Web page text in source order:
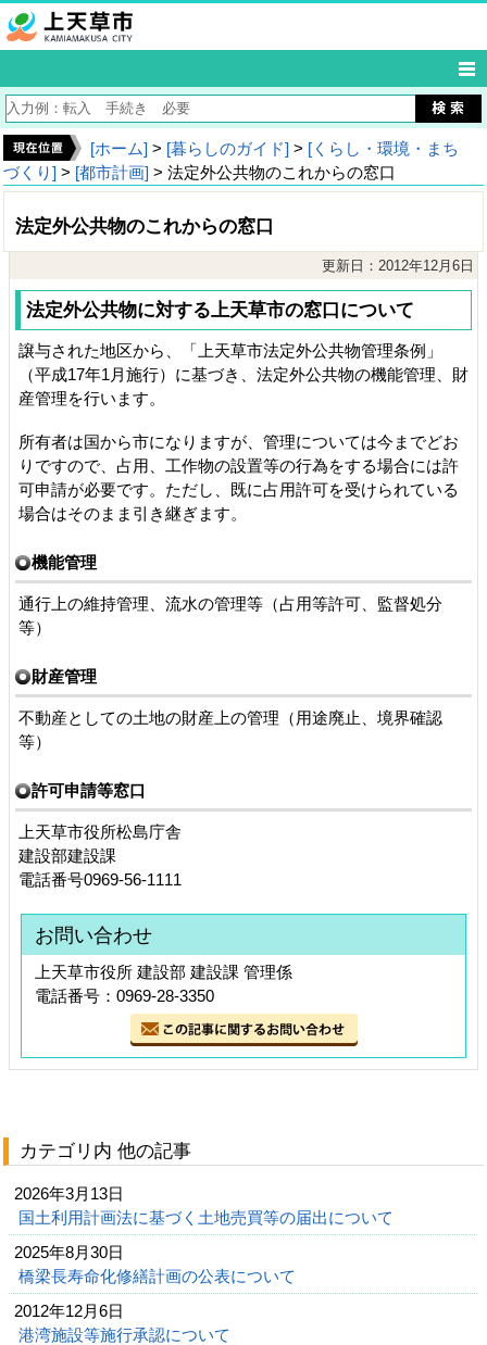
[ホーム] > [暮らしのガイド] > [くらし・環境・まち
づくり] > [都市計画] > 法定外公共物のこれからの窓口
法定外公共物のこれからの窓口
更新日：2012年12月6日
法定外公共物に対する上天草市の窓口について
譲与された地区から、「上天草市法定外公共物管理条例」
（平成17年1月施行）に基づき、法定外公共物の機能管理、財
産管理を行います。
所有者は国から市になりますが、管理については今までどお
りですので、占用、工作物の設置等の行為をする場合には許
可申請が必要です。ただし、既に占用許可を受けられている
場合はそのまま引き継ぎます。
機能管理
通行上の維持管理、流水の管理等（占用等許可、監督処分
等）
財産管理
不動産としての土地の財産上の管理（用途廃止、境界確認
等）
許可申請等窓口
上天草市役所松島庁舎
建設部建設課
電話番号0969-56-1111
お問い合わせ
上天草市役所 建設部 建設課 管理係
電話番号：0969-28-3350
カテゴリ内 他の記事
2026年3月13日
国土利用計画法に基づく土地売買等の届出について
2025年8月30日
橋梁長寿命化修繕計画の公表について
2012年12月6日
港湾施設等施行承認について